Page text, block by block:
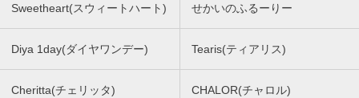
Sweetheart(スウィートハート) せかいのふるーりー
Diya 1day(ダイヤワンデー) Tearis(ティアリス)
Cheritta(チェリッタ) CHALOR(チャロル)